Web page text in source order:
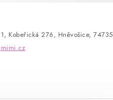
Kobeřická 276, Hněvošice, 74735